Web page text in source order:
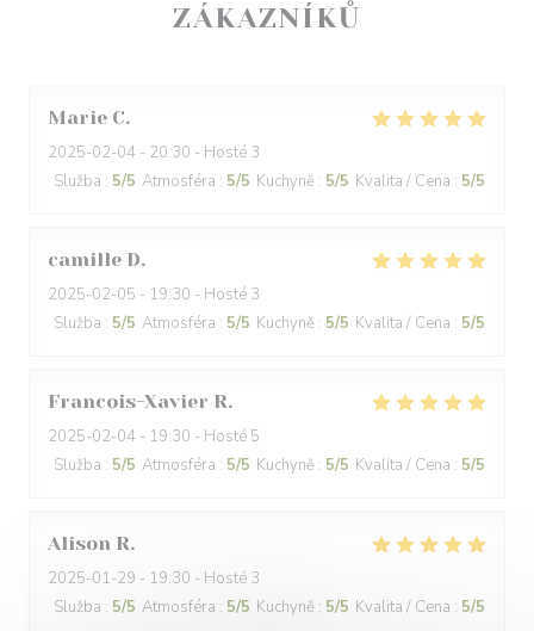
ZÁKAZNÍKŮ
Marie C
2025-02-04 - 20:30 - Hosté 3
Služba : 5/5 Atmosféra : 5/5 Kuchyně : 5/5 Kvalita / Cena : 5/5
camille D
2025-02-05 - 19:30 - Hosté 3
Služba : 5/5 Atmosféra : 5/5 Kuchyně : 5/5 Kvalita / Cena : 5/5
Francois-Xavier R
2025-02-04 - 19:30 - Hosté 5
Služba : 5/5 Atmosféra : 5/5 Kuchyně : 5/5 Kvalita / Cena : 5/5
Alison R
2025-01-29 - 19:30 - Hosté 3
Služba : 5/5 Atmosféra : 5/5 Kuchyně : 5/5 Kvalita / Cena : 5/5